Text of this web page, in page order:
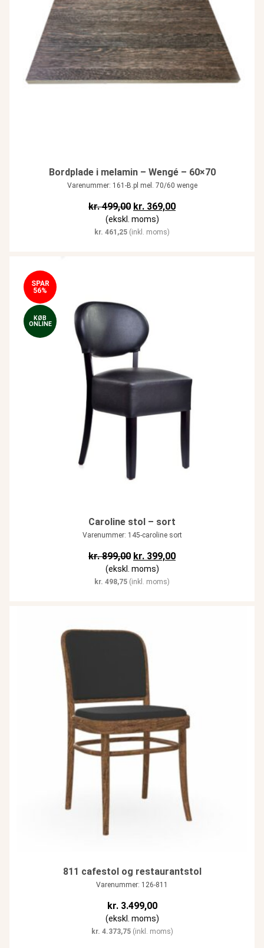
Bordplade i melamin – Wengé – 60×70
Varenummer: 161-B.pl mel. 70/60 wenge
kr.499,00 Den oprindelige pris var: kr.
kr. 369,00Den aktuelle pris er:
(ekskl. moms)
kr. 461,25 (inkl. moms)
SPAR
56%
KØB
ONLINE
Caroline stol – sort
Varenummer: 145-caroline sort
kr.899,00 Den oprindelige pris var: kr.
kr. 399,00Den aktuelle pris er:
(ekskl. moms)
kr. 498,75 (inkl. moms)
811 cafestol og restaurantstol
Varenummer: 126-811
kr.3.499,00
(ekskl. moms)
kr. 4.373,75(inkl. moms)